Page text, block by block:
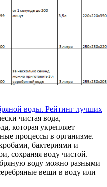
воды. Рейтинг лучших
чистая вода,
которая укрепляет
процессы в организме.
бактериями и
сохраняя воду чистой.
воду можно разными
вещи в воду или